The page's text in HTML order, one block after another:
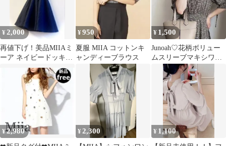
¥ 2,000
再値下げ！美品MIIAミ
ーア ネイビードッキン
グワンピニット×シアー
チェック
¥950
夏服 MIIA コットンキ
ャンディーブラウス
¥ 1,500
Junoah♡花柄ボリュー
ムスリーブマキシワン
ピース
¥2,980 ¥2,300 ¥ 1,100